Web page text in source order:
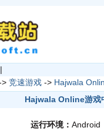
|
> 竞速游戏 -> Hajwala
Hajwala Online游戏
运行环境： Android